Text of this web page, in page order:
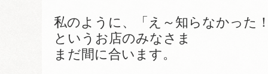
私のように、「え～知らなかった
というお店のみなさま
まだ間に合います。